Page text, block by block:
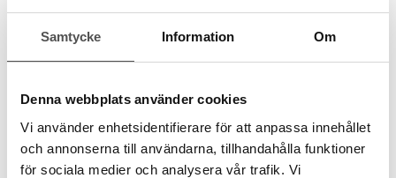
Samtycke Information Om
Denna webbplats använder cookies
Vi använder enhetsidentifierare för att anpassa innehållet
och annonserna till användarna, tillhandahålla funktioner
för sociala medier och analysera vår trafik. Vi
Singer justerbar linjalfot
Justerbar sömsmån
Använd valfri söm